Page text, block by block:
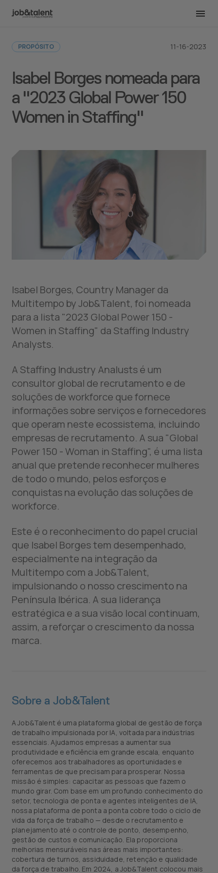
Isabel Borges nomeada para
a "2023 Global Power 150
Women in Staffing"
PROPÓSITO 11-16-2023
Voltar para a redação
Isabel Borges, Country Manager da
Multitempo by Job&Talent, foi nomeada
para a lista "2023 Global Power 150 -
Women in Staffing" da Staffing Industry
Analysts.
A Staffing Industry Analusts é um
consultor global de recrutamento e de
soluções de workforce que fornece
informações sobre serviços e fornecedores
que operam neste ecossistema, incluindo
empresas de recrutamento. A sua "Global
Power 150 - Woman in Staffing", é uma lista
anual que pretende reconhecer mulheres
de todo o mundo, pelos esforços e
conquistas na evolução das soluções de
workforce.
Este é o reconhecimento do papel crucial
que Isabel Borges tem desempenhado,
especialmente na integração da
Multitempo com a Job&Talent,
impulsionando o nosso crescimento na
Península Ibérica. A sua liderança
estratégica e a sua visão local continuam,
assim, a reforçar o crescimento da nossa
marca.
Sobre a Job&Talent
A Job&Talent é uma plataforma global de gestão de força
de trabalho impulsionada por IA, voltada para indústrias
essenciais. Ajudamos empresas a aumentar sua
produtividade e eficiência em grande escala, enquanto
oferecemos aos trabalhadores as oportunidades e
ferramentas de que precisam para prosperar. Nossa
missão é simples: capacitar as pessoas que fazem o
mundo girar. Com base em um profundo conhecimento do
setor, tecnologia de ponta e agentes inteligentes de IA,
nossa plataforma de ponta a ponta cobre todo o ciclo de
vida da força de trabalho — desde o recrutamento e
planejamento até o controle de ponto, desempenho,
gestão de custos e comunicação. Ela proporciona
melhorias mensuráveis nas áreas mais importantes:
cobertura de turnos, assiduidade, retenção e qualidade
da força de trabalho. Em 2024, a Job&Talent colocou mais